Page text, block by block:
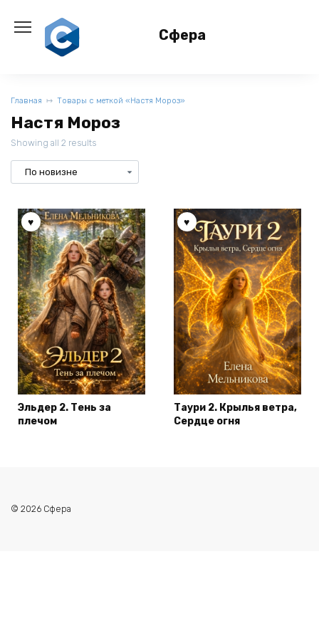
содержанию
Сфера
Главная Товары с меткой «Настя Мороз»
Настя Мороз
Showing all 2 results
Эльдер 2. Тень за
плечом
Таури 2. Крылья ветра,
Сердце огня
© 2026 Сфера